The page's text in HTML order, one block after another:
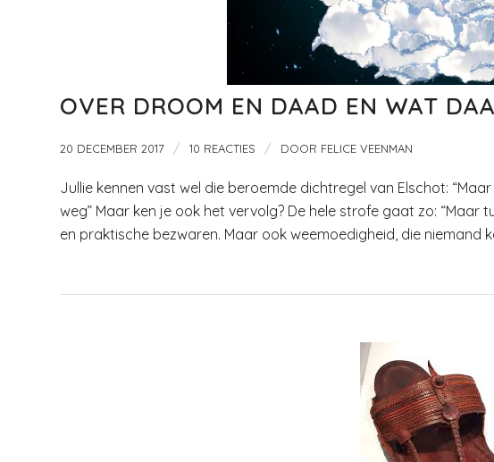
OVER DROOM EN DAAD EN WAT
20 DECEMBER 2017 / 10 REACTIES / DOOR FELICE VEENMAN
Jullie kennen vast wel die beroemde dichtregel van Elschot:
weg” Maar ken je ook het vervolg? De hele strofe gaat zo:
en praktische bezwaren. Maar ook weemoedigheid, die niemand